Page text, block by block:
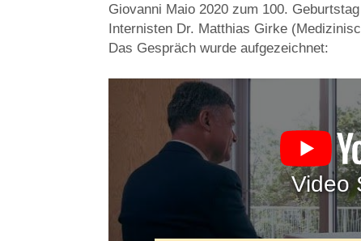
Giovanni Maio 2020 zum 100.
Internisten Dr. Matthias Girke
Das Gespräch wurde aufgezeichnet:
Video